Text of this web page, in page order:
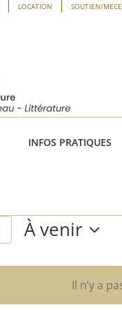
LOCATION SOUTIEN/
INFOS PRATIQUES
Il n’y a
À venir
une